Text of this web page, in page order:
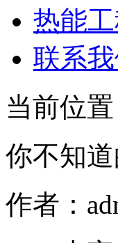
热能
联系
当前位置
你不知
作者：